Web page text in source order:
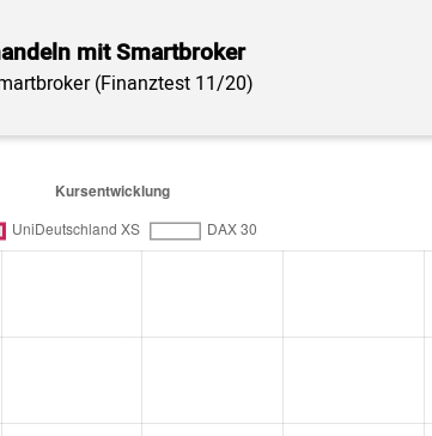
mit Smartbroker
(Finanztest 11/20)